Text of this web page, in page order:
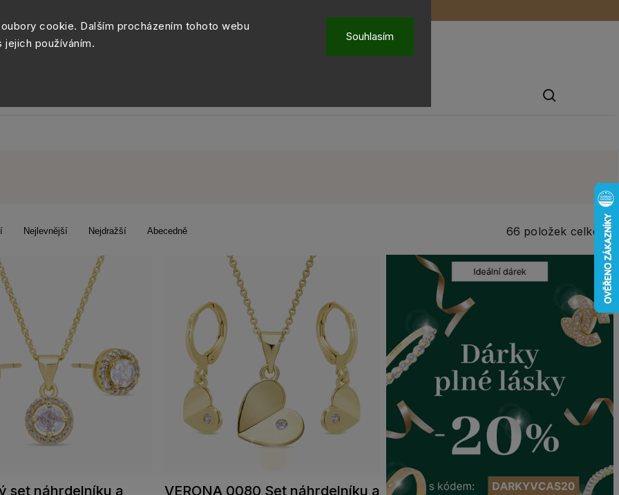
cookie. Dalším procházením tohoto webu
jejich používáním.
Souhlasím
Nejlevnější Nejdražší Abecedně 66 položek celkem
set náhrdelníku a
VERONA 0080 Set náhrdelníku a